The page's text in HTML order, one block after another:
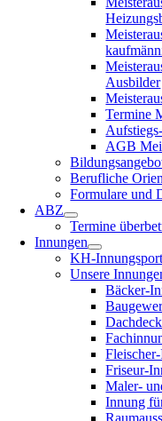
Ausbilder
Termine
AGB
Berufliche
Formulare und
ABZ
Termine
Innungen
KH-
Unsere
Bäcker-
Friseur-
Maler-
Innung